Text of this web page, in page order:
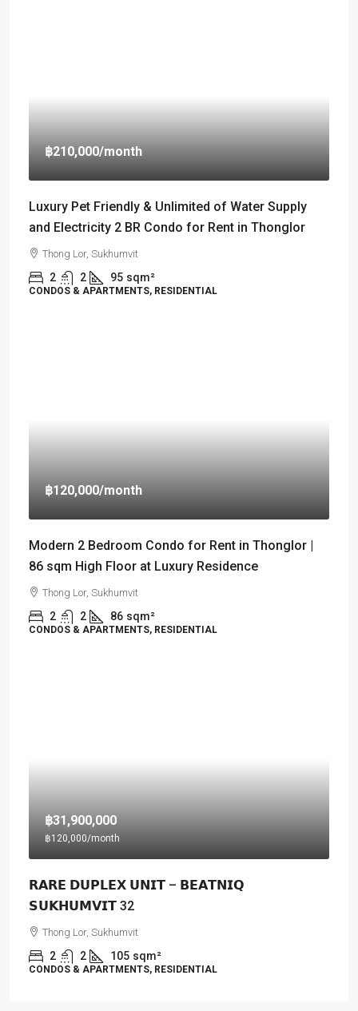
฿210,000/month
Luxury Pet Friendly & Unlimited of Water Supply
and Electricity 2 BR Condo for Rent in Thonglor
Thong Lor, Sukhumvit
2 2 95 sqm²
CONDOS & APARTMENTS, RESIDENTIAL
฿120,000/month
Modern 2 Bedroom Condo for Rent in Thonglor |
86 sqm High Floor at Luxury Residence
Thong Lor, Sukhumvit
2 2 86 sqm²
CONDOS & APARTMENTS, RESIDENTIAL
฿31,900,000
฿120,000/month
𝗥𝗔𝗥𝗘 𝗗𝗨𝗣𝗟𝗘𝗫 𝗨𝗡𝗜𝗧 – 𝗕𝗘𝗔𝗧𝗡𝗜𝗤
𝗦𝗨𝗞𝗛𝗨𝗠𝗩𝗜𝗧 32
Thong Lor, Sukhumvit
2 2 105 sqm²
CONDOS & APARTMENTS, RESIDENTIAL